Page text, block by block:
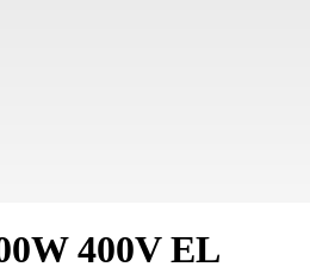
400V EL